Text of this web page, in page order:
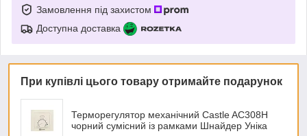
Замовлення під захистом
Доступна доставка
При купівлі цього товару отримайте подарунок
Терморегулятор механічний Castle AC308H
чорний сумісний із рамками Шнайдер Уніка